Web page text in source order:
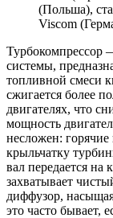
(Польша),
Viscom
Турбокомпрессор
системы,
топливной смеси
сжигается более
двигателях, что
мощность
несложен:
крыльчатку
вал передается на
захватывает
диффузор,
это часто бывает,